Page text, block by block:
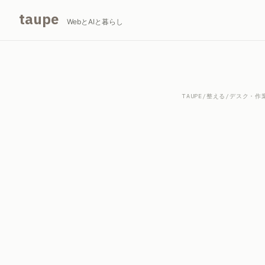
taupe WebとAIと暮らし
TAUPE/整える / デスク・作